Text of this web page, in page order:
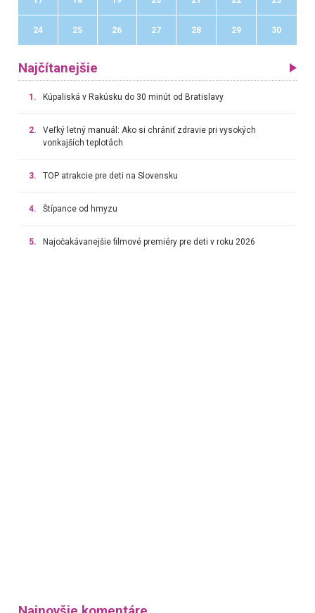
24 25 26 27 28 29 30
Najčítanejšie
1. Kúpaliská v Rakúsku do 30 minút od Bratislavy
2.
Veľký letný manuál: Ako si chrániť zdravie pri vysokých
vonkajších teplotách
3. TOP atrakcie pre deti na Slovensku
4. Štípance od hmyzu
5. Najočakávanejšie filmové premiéry pre deti v roku 2026